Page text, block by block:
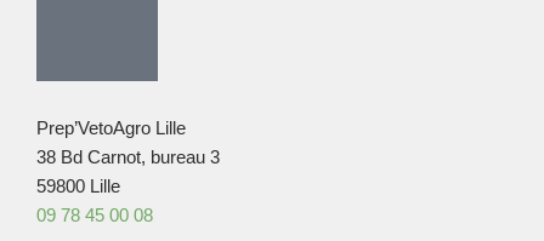
Prep’VetoAgro Lille
38 Bd Carnot, bureau 3
59800 Lille
09 78 45 00 08